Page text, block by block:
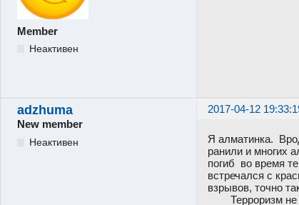
Member
Неактивен
adzhuma
2017-04-12
New member
Неактивен
Я алматинка.
ранили и многих
погиб во время
встречался с
взрывов, точно
Терроризм не